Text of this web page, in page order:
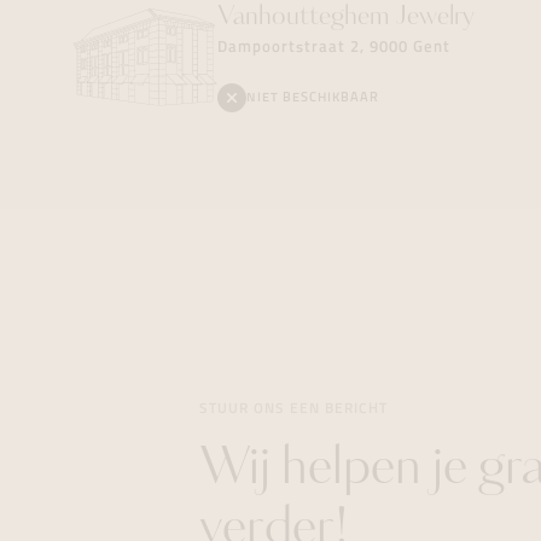
Vanhoutteghem Jewelry
Dampoortstraat 2, 9000 Gent
NIET BESCHIKBAAR
Wij helpen je